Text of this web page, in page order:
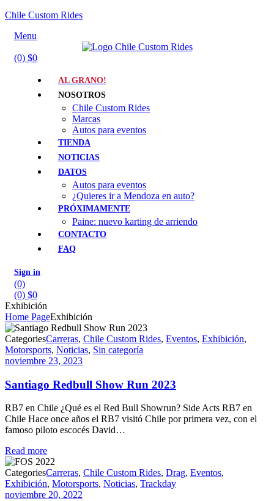
Chile Custom Rides
Menu
(0) $0
AL GRANO!
NOSOTROS
Chile Custom Rides
Marcas
Autos para eventos
TIENDA
NOTICIAS
DATOS
Autos para eventos
¿Quieres ir a Mendoza en auto?
PRÓXIMAMENTE
Paine: nuevo karting de arriendo
CONTACTO
FAQ
Sign in
(0)
(0) $0
Exhibición
Home PageExhibición
CategoriesCarreras, Chile Custom Rides, Eventos, Exhibición,
Motorsports, Noticias, Sin categoría
noviembre 23, 2023
Santiago Redbull Show Run 2023
RB7 en Chile ¿Qué es el Red Bull Showrun? Side Acts RB7 en
Chile Hace once años el RB7 visitó Chile por primera vez, con el
famoso piloto escocés David…
Read more
CategoriesCarreras, Chile Custom Rides, Drag, Eventos,
Exhibición, Motorsports, Noticias, Trackday
noviembre 20, 2022